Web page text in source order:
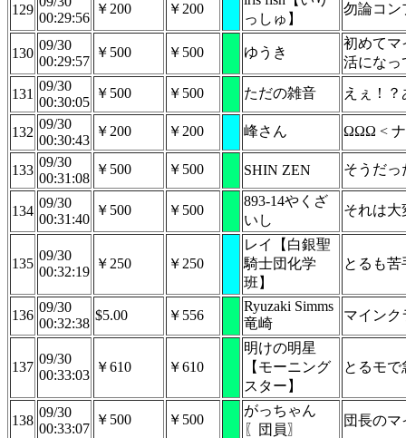
129
00:29:56
￥200 ￥200
っしゅ】
勿論コン
130
09/30
00:29:57
￥500 ￥500 ゆうき
初めてマ
活になっ
131
09/30
00:30:05
￥500 ￥500 ただの雑音 えぇ！
132
09/30
00:30:43
￥200 ￥200 峰さん ΩΩΩ < ナ
133
09/30
00:31:08
￥500 ￥500 SHIN ZEN そうだっ
134
09/30
00:31:40
￥500 ￥500
893-14やくざ
いし
それは
135
09/30
00:32:19
￥250 ￥250
レイ【白銀聖
騎士団化学
班】
とるも苦
136
09/30
00:32:38
$5.00 ￥556
Ryuzaki Simms
竜崎
マインク
137
09/30
00:33:03
￥610 ￥610
明けの明星
【モーニング
スター】
とるモ
138
09/30
00:33:07
￥500 ￥500
がっちゃん
〖団員〗
団長の